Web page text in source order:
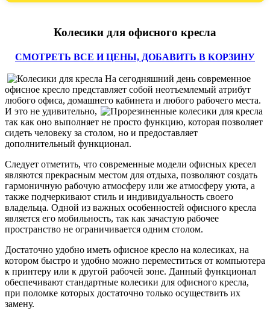
Колесики для офисного кресла
СМОТРЕТЬ ВСЕ И ЦЕНЫ, ДОБАВИТЬ В КОРЗИНУ
На сегодняшний день современное
офисное кресло представляет собой неотъемлемый атрибут
любого офиса, домашнего кабинета и любого рабочего места.
И это не удивительно,
так как оно выполняет не просто функцию, которая позволяет
сидеть человеку за столом, но и предоставляет
дополнительный функционал.
Следует отметить, что современные модели офисных кресел
являются прекрасным местом для отдыха, позволяют создать
гармоничную рабочую атмосферу или же атмосферу уюта, а
также подчеркивают стиль и индивидуальность своего
владельца. Одной из важных особенностей офисного кресла
является его мобильность, так как зачастую рабочее
пространство не ограничивается одним столом.
Достаточно удобно иметь офисное кресло на колесиках, на
котором быстро и удобно можно переместиться от компьютера
к принтеру или к другой рабочей зоне. Данный функционал
обеспечивают стандартные колесики для офисного кресла,
при поломке которых достаточно только осуществить их
замену.